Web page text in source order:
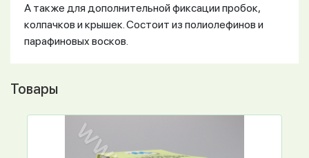
А также для дополнительной фиксации пробок,
колпачков и крышек. Состоит из полиолефинов и
парафиновых восков.
Товары